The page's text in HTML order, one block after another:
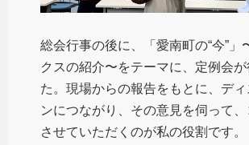
総会行事の後に、「愛南町の“今”」
クスの紹介〜をテーマに、定例会
た。現場からの報告をもとに、ディ
ンにつながり、その意見を伺って
させていただくのが私の役割です。